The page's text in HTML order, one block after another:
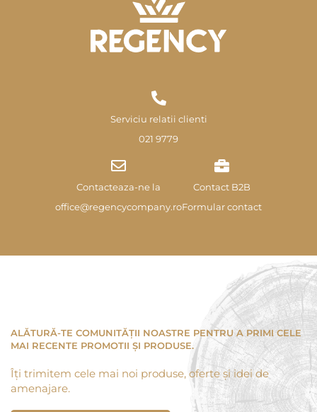
Serviciu relatii clienti
021 9779
Contacteaza-ne la
office@regencycompany.ro
Contact B2B
Formular contact
ALĂTURĂ-TE COMUNITĂȚII NOASTRE PENTRU A PRIMI CELE
MAI RECENTE PROMOTII ȘI PRODUSE.
Îți trimitem cele mai noi produse, oferte și idei de
amenajare.